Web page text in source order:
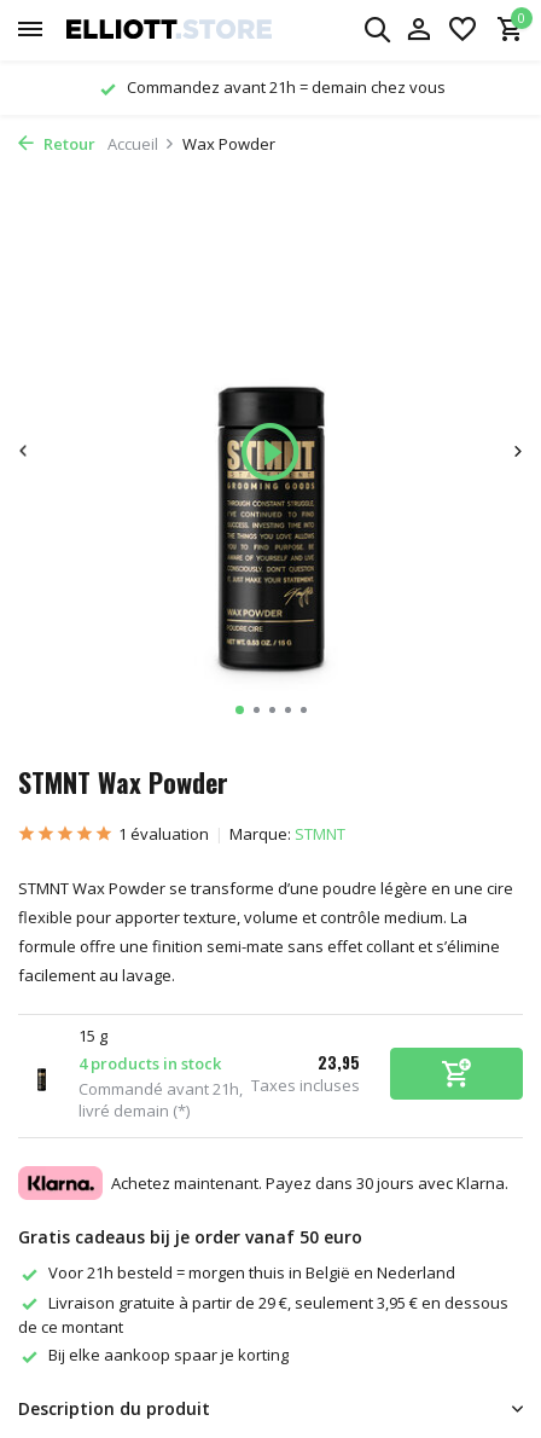
0
demain chez vous Livraison gratuite à
Retour Accueil Wax Powder
STMNT Wax Powder
1 évaluation Marque: STMNT
STMNT Wax Powder se transforme d’une poudre légère en une cire
flexible pour apporter texture, volume et contrôle medium. La
formule offre une finition semi-mate sans effet collant et s’élimine
facilement au lavage.
15 g
4 products in stock
Commandé avant 21h,
livré demain (*)
23,95
Taxes incluses
Achetez maintenant. Payez dans 30 jours avec Klarna.
Gratis cadeaus bij je order vanaf 50 euro
Voor 21h besteld = morgen thuis in België en Nederland
Livraison gratuite à partir de 29 €, seulement 3,95 € en dessous
de ce montant
Bij elke aankoop spaar je korting
Description du produit